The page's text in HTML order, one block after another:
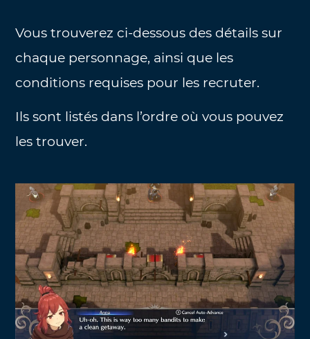
Vous trouverez ci-dessous des détails sur
chaque personnage, ainsi que les
conditions requises pour les recruter.
Ils sont listés dans l’ordre où vous pouvez
les trouver.